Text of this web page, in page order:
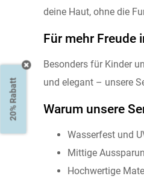
deine Haut, ohne die
Für mehr Freude
Besonders für Kinder
und elegant – unsere
Warum unsere
Wasserfest und
Mittige
Hochwertige
20% Rabatt